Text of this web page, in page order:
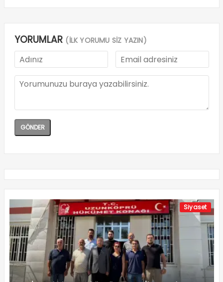
YORUMLAR (İLK YORUMU SİZ YAZIN)
Siyaset